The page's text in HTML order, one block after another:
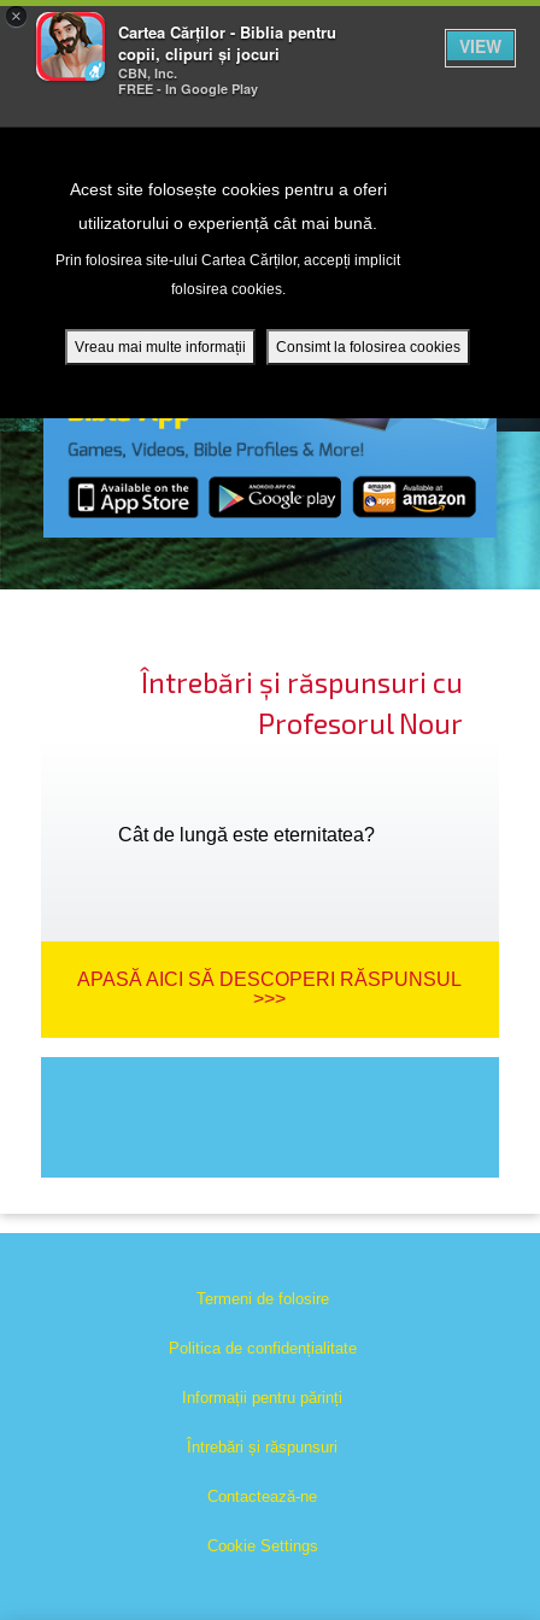
×
Cartea Cărților - Biblia pentru
copii, clipuri și jocuri
CBN, Inc.
FREE - In Google Play
VIEW
Acest site folosește cookies pentru a oferi
utilizatorului o experiență cât mai bună.
Prin folosirea site-ului Cartea Cărților, accepți implicit
folosirea cookies.
Vreau mai multe informații Consimt la folosirea cookies
DVD - Sezoane 1-4
mobilă
te
Întrebări și răspunsuri cu
Profesorul Nour
Cât de lungă este eternitatea?
APASĂ AICI SĂ DESCOPERI RĂSPUNSUL
>>>
Termeni de folosire
Politica de confidențialitate
Informații pentru părinți
Întrebări și răspunsuri
Contactează-ne
Cookie Settings